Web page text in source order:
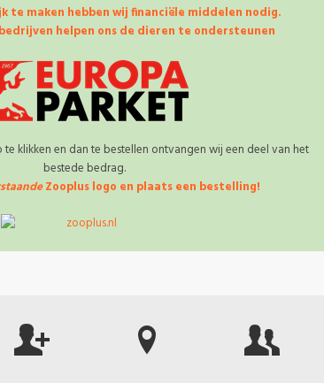
te maken hebben wij financiële middelen nodig.
helpen ons de dieren te ondersteunen
klikken en dan te bestellen ontvangen wij een deel van het
bestede bedrag.
Zooplus logo en plaats een bestelling!